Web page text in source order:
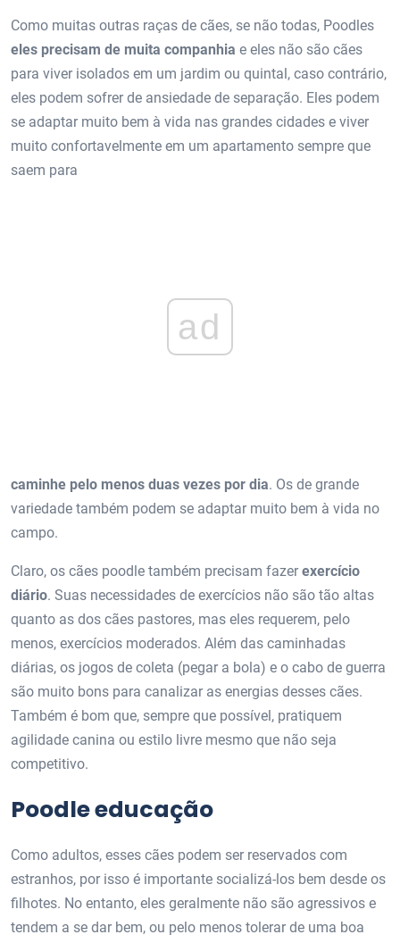
Como muitas outras raças de cães, se não todas, Poodles
eles precisam de muita companhia e eles não são cães
para viver isolados em um jardim ou quintal, caso contrário,
eles podem sofrer de ansiedade de separação. Eles podem
se adaptar muito bem à vida nas grandes cidades e viver
muito confortavelmente em um apartamento sempre que
saem para
ad
caminhe pelo menos duas vezes por dia. Os de grande
variedade também podem se adaptar muito bem à vida no
campo.
Claro, os cães poodle também precisam fazerexercício
diário. Suas necessidades de exercícios não são tão altas
quanto as dos cães pastores, mas eles requerem, pelo
menos, exercícios moderados. Além das caminhadas
diárias, os jogos de coleta (pegar a bola) e o cabo de guerra
são muito bons para canalizar as energias desses cães.
Também é bom que, sempre que possível, pratiquem
agilidade canina ou estilo livre mesmo que não seja
competitivo.
Poodle educação
Como adultos, esses cães podem ser reservados com
estranhos, por isso é importante socializá-los bem desde os
filhotes. No entanto, eles geralmente não são agressivos e
tendem a se dar bem, ou pelo menos tolerar de uma boa